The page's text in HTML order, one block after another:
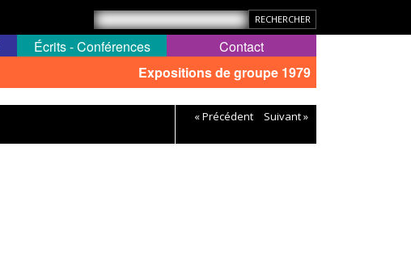
Expositions de groupe 1979
Écrits - Conférences Contact
« Précédent Suivant »